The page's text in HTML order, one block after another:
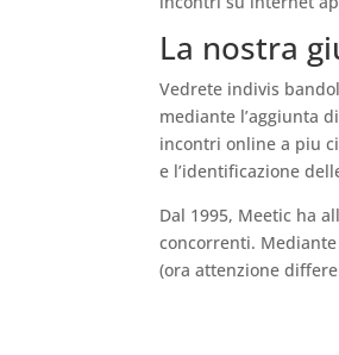
La nostra
Vedrete indivis
mediante l’aggiunta
incontri online a piu
e l’identificazione
Dal 1995, Meetic ha
concorrenti.
(ora attenzione